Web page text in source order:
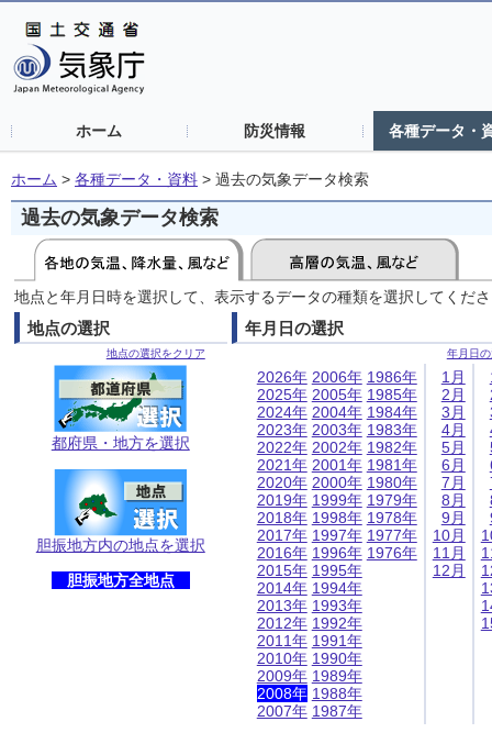
ホーム 防災情報 各種データ・
ホーム > 各種データ・資料 > 過去の気象データ検索
過去の気象データ検索
地点と年月日時を選択して、表示するデータの種類を選択してくだ
地点の選択
地点の選択をクリア
都府県・地方を選択
胆振地方内の地点を選択
胆振地方全地点
年月日の選択
年月日
2026年
2025年
2024年
2023年
2022年
2021年
2020年
2019年
2018年
2017年
2016年
2015年
2014年
2013年
2012年
2011年
2010年
2009年
2008年
2007年
2006年
2005年
2004年
2003年
2002年
2001年
2000年
1999年
1998年
1997年
1996年
1995年
1994年
1993年
1992年
1991年
1990年
1989年
1988年
1987年
1986年
1985年
1984年
1983年
1982年
1981年
1980年
1979年
1978年
1977年
1976年
1月
2月
3月
4月
5月
6月
7月
8月
9月
10月
11月
12月